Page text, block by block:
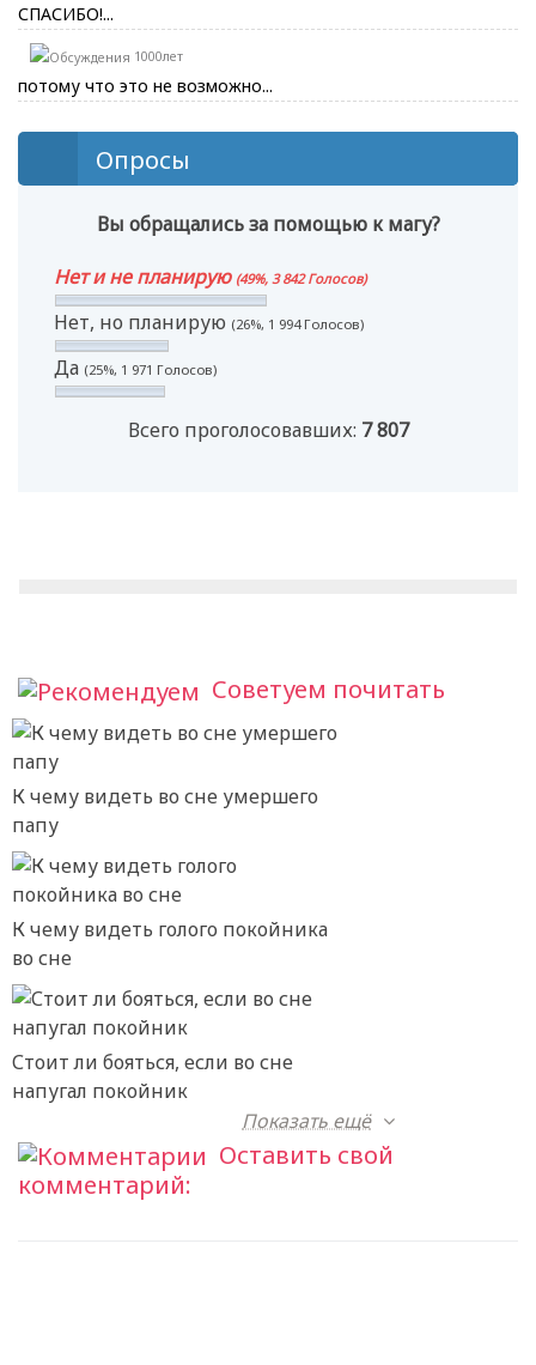
СПАСИБО!...
1000лет
потому что это не возможно...
Опросы
Вы обращались за помощью к магу?
Нет и не планирую (49%, 3 842 Голосов)
Нет, но планирую (26%, 1 994 Голосов)
Да (25%, 1 971 Голосов)
Всего проголосовавших: 7 807
Советуем почитать
К чему видеть во сне умершего
папу
К чему видеть голого покойника
во сне
Стоит ли бояться, если во сне
напугал покойник
Показать ещё
Оставить свой
комментарий: